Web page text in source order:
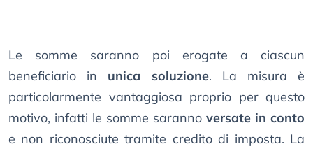
Le somme saranno poi erogate a ciascun
beneficiario in unica soluzione. La misura è
particolarmente vantaggiosa proprio per questo
motivo, infatti le somme saranno versate in conto
e non riconosciute tramite credito di imposta. La